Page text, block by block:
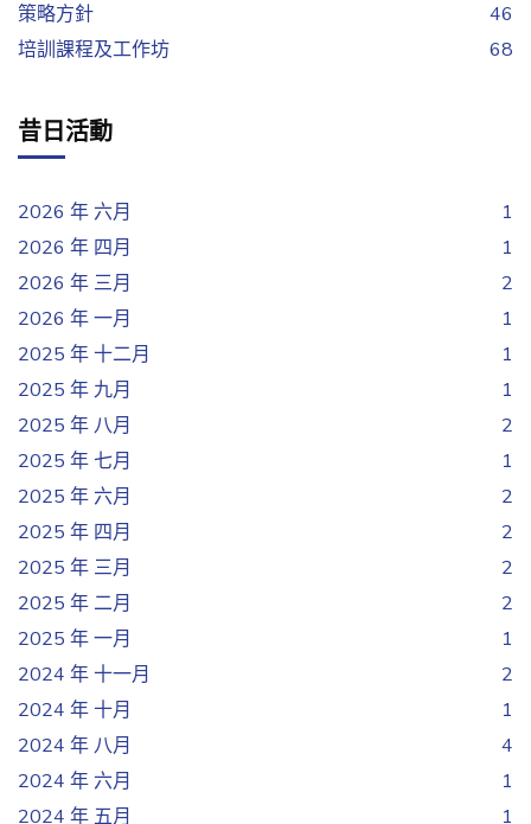
策略方針
46
培訓課程及工作坊
68
昔日活動
2026 年 六月
1
2026 年 四月
1
2026 年 三月
2
2026 年 一月
1
2025 年 十二月
1
2025 年 九月
1
2025 年 八月
2
2025 年 七月
1
2025 年 六月
2
2025 年 四月
2
2025 年 三月
2
2025 年 二月
2
2025 年 一月
1
2024 年 十一月
2
2024 年 十月
1
2024 年 八月
4
2024 年 六月
1
2024 年 五月
1